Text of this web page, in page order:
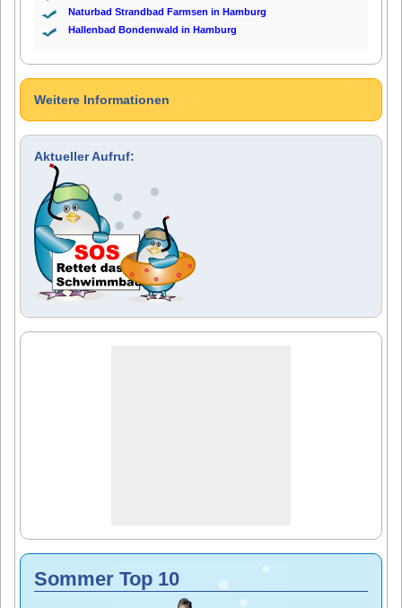
Naturbad Strandbad Farmsen in Hamburg
Hallenbad Bondenwald in Hamburg
Weitere Informationen
Aktueller Aufruf:
Sommer Top 10